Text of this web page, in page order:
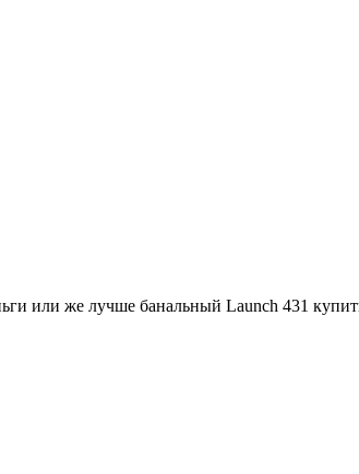
или же лучше банальный Launch 431